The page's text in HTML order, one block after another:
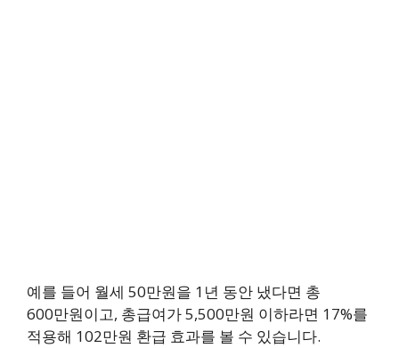
예를 들어 월세 50만원을 1년 동안 냈다면 총
600만원이고, 총급여가 5,500만원 이하라면 17%를
적용해 102만원 환급 효과를 볼 수 있습니다.